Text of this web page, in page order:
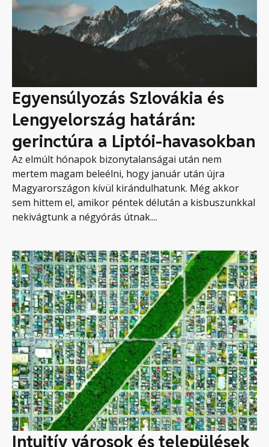
Egyensúlyozás Szlovákia és
Lengyelország határán:
gerinctúra a Liptói-havasokban
Az elmúlt hónapok bizonytalanságai után nem
mertem magam beleélni, hogy január után újra
Magyarországon kívül kirándulhatunk. Még akkor
sem hittem el, amikor péntek délután a kisbuszunkkal
nekivágtunk a négyórás útnak....
Intuitív városok és települések